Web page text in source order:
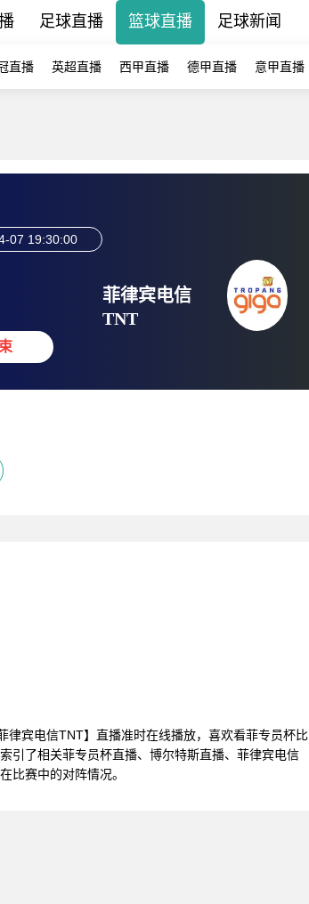
足球直播 篮球直播 足球新闻
直播 英超直播 西甲直播 德甲直播 意甲直播
07 19:30:00
菲律宾电信
TNT
宾电信TNT】直播准时在线播放，喜欢看菲专员杯比
引了相关菲专员杯直播、博尔特斯直播、菲律宾电信
比赛中的对阵情况。